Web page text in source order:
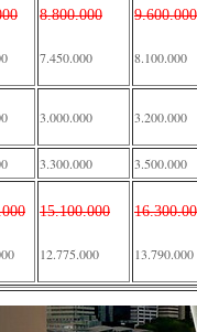
8.800.000
7.450.000
9.600.000
8.100.000
3.000.000 3.200.000
3.300.000 3.500.000
15.100.000
12.775.000 13.790.000